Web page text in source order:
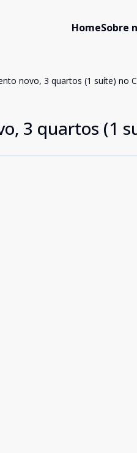
HomeSobre
novo, 3 quartos (1 suíte) no
3 quartos (1